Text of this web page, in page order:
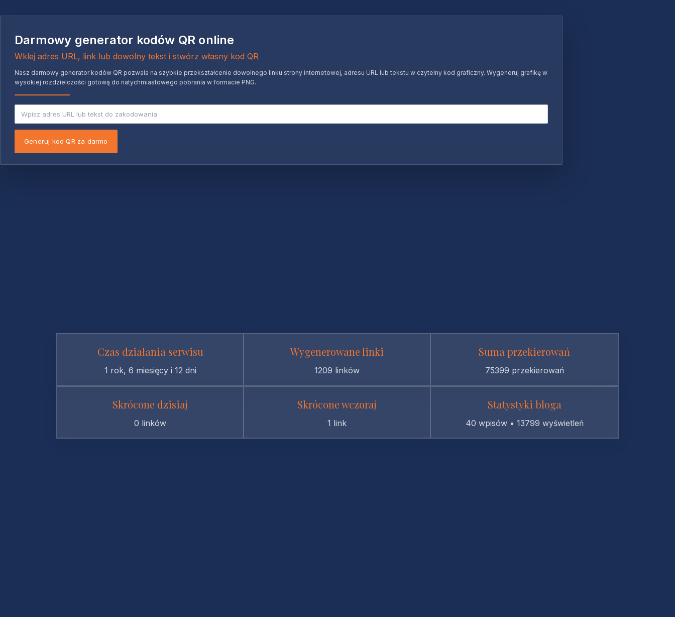
Darmowy generator kodów QR online
Wklej adres URL, link lub dowolny tekst i stwórz własny kod QR
Nasz darmowy generator kodów QR pozwala na szybkie przekształcenie dowolnego linku strony internetowej, adresu URL lub tekstu w czytelny kod graficzny. Wygeneruj grafikę w
wysokiej rozdzielczości gotową do natychmiastowego pobrania w formacie PNG.
Generuj kod QR za darmo
Czas działania serwisu
1 rok, 6 miesięcy i 12 dni
Wygenerowane linki
1209 linków
Suma przekierowań
75399 przekierowań
Skrócone dzisiaj
0 linków
Skrócone wczoraj
1 link
Statystyki bloga
40 wpisów • 13799 wyświetleń